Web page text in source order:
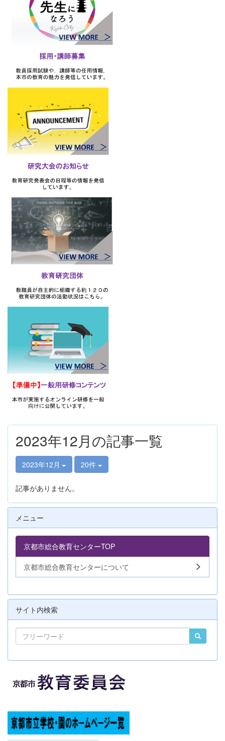
2023年12月の記事一覧
2023年12月 20件
記事がありません。
メニュー
京都市総合教育センターTOP
京都市総合教育センターについて
サイト内検索